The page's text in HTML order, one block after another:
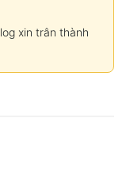
xin trân thành